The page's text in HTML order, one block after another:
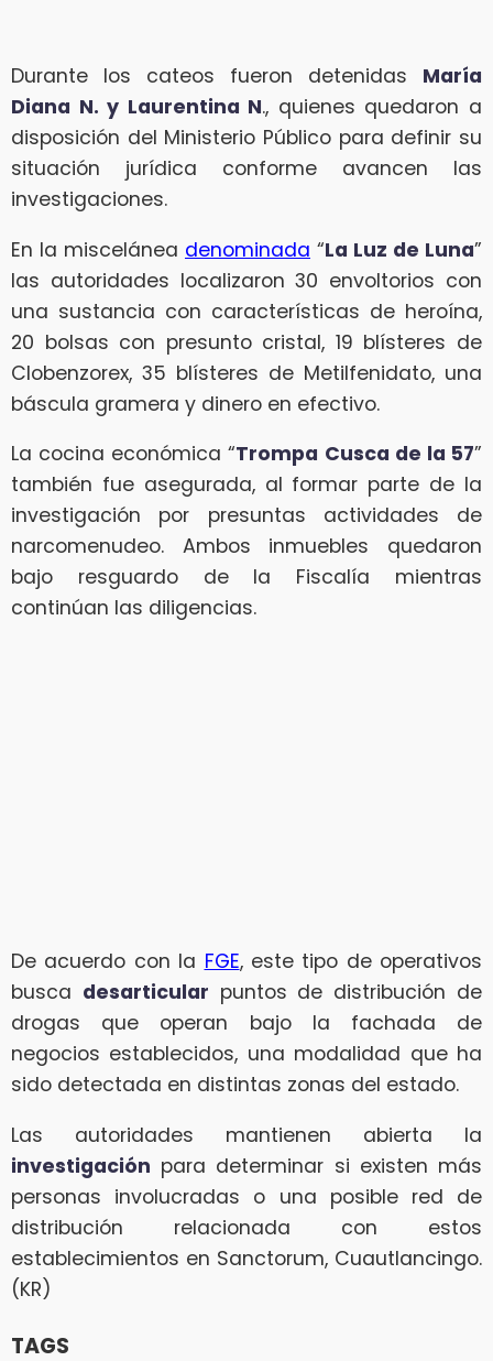
Durante los cateos fueron detenidas María
Diana N. y Laurentina N., quienes quedaron a
disposición del Ministerio Público para definir su
situación jurídica conforme avancen las
investigaciones.
En la miscelánea denominada “La Luz de Luna”
las autoridades localizaron 30 envoltorios con
una sustancia con características de heroína,
20 bolsas con presunto cristal, 19 blísteres de
Clobenzorex, 35 blísteres de Metilfenidato, una
báscula gramera y dinero en efectivo.
La cocina económica “Trompa Cusca de la 57”
también fue asegurada, al formar parte de la
investigación por presuntas actividades de
narcomenudeo. Ambos inmuebles quedaron
bajo resguardo de la Fiscalía mientras
continúan las diligencias.
De acuerdo con la FGE, este tipo de operativos
busca desarticular puntos de distribución de
drogas que operan bajo la fachada de
negocios establecidos, una modalidad que ha
sido detectada en distintas zonas del estado.
Las autoridades mantienen abierta la
investigación para determinar si existen más
personas involucradas o una posible red de
distribución relacionada con estos
establecimientos en Sanctorum, Cuautlancingo.
(KR)
TAGS